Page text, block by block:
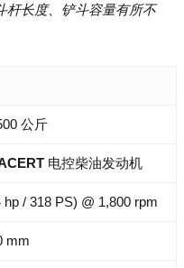
杆长度、铲斗容量有所不
公斤
电控柴油发动机
/ 318 PS) @ 1,800 rpm
mm